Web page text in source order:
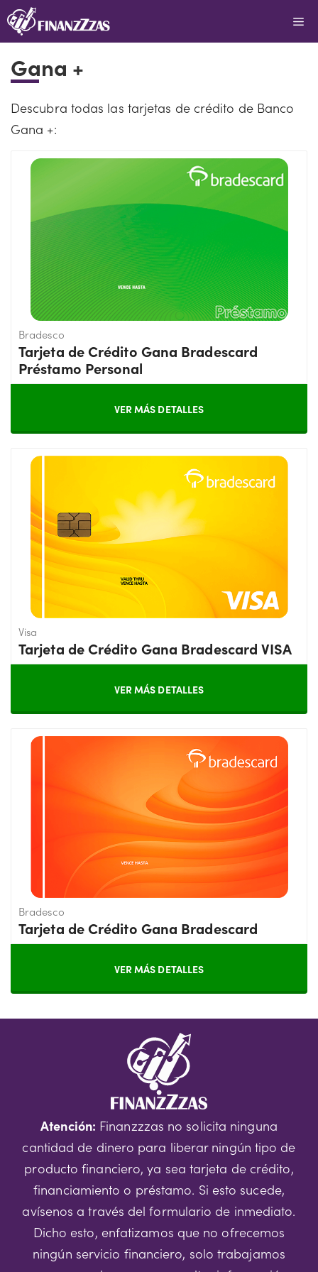
Saltar
al
Gana +
Descubra todas las tarjetas de crédito de Banco
Gana +:
Bradesco
Tarjeta de Crédito Gana Bradescard
Préstamo Personal
VER MÁS DETALLES
Visa
Tarjeta de Crédito Gana Bradescard VISA
VER MÁS DETALLES
Bradesco
Tarjeta de Crédito Gana Bradescard
VER MÁS DETALLES
Atención: Finanzzzas no solicita ninguna
cantidad de dinero para liberar ningún tipo de
producto financiero, ya sea tarjeta de crédito,
financiamiento o préstamo. Si esto sucede,
avísenos a través del formulario de inmediato.
Dicho esto, enfatizamos que no ofrecemos
ningún servicio financiero, solo trabajamos